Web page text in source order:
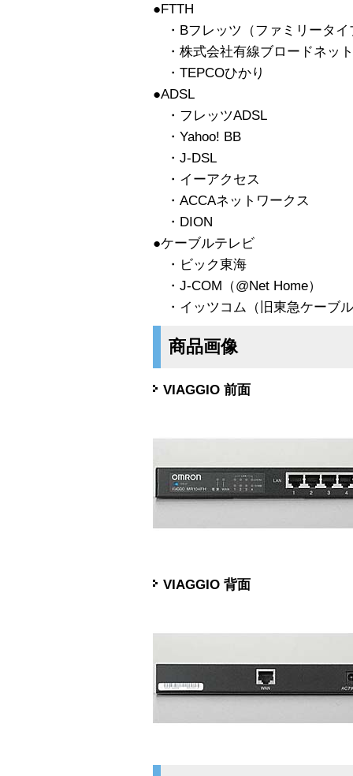
●FTTH
・Bフレッツ（ファミリータイ
・株式会社有線ブロードネッ
・TEPCOひかり
●ADSL
・フレッツADSL
・Yahoo! BB
・J-DSL
・イーアクセス
・ACCAネットワークス
・DION
●ケーブルテレビ
・ビック東海
・J-COM（@Net Home）
・イッツコム（旧東急ケーブ
商品画像
VIAGGIO 前面
VIAGGIO 背面